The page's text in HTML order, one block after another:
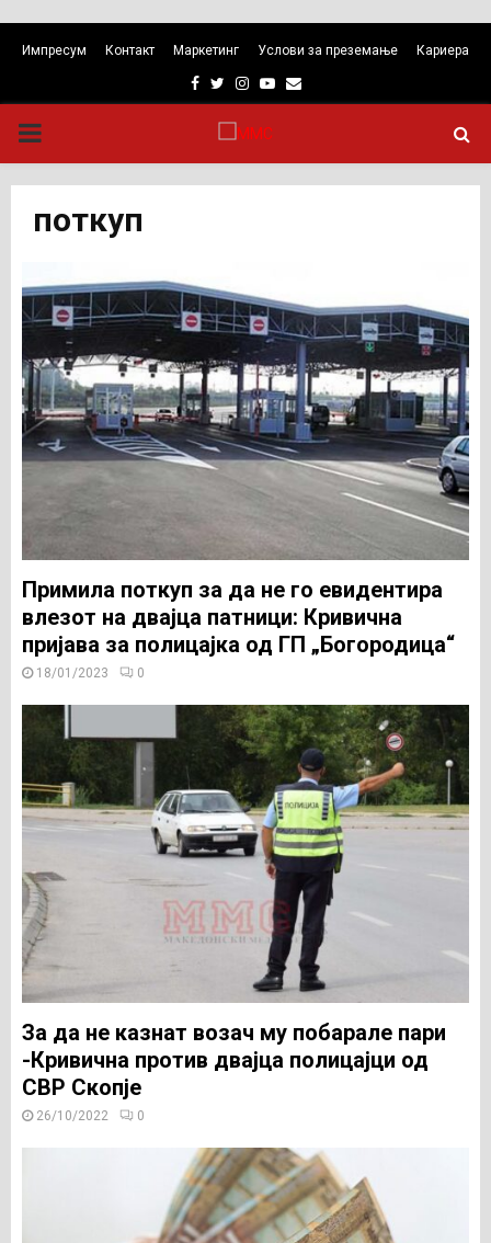
Импресум Контакт Маркетинг Услови за преземање Кариера
Facebook
TwitterInstagram
Youtube
Email
PRIMARY
MENU
поткуп
Примила поткуп за да не го евидентира
влезот на двајца патници: Кривична
пријава за полицајка од ГП „Богородица“
18/01/2023 0
За да не казнат возач му побарале пари
-Кривична против двајца полицајци од
СВР Скопје
26/10/2022 0